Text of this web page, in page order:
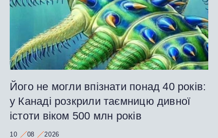
Його не могли впізнати понад 40 років:
у Канаді розкрили таємницю дивної
істоти віком 500 млн років
10 08 2026